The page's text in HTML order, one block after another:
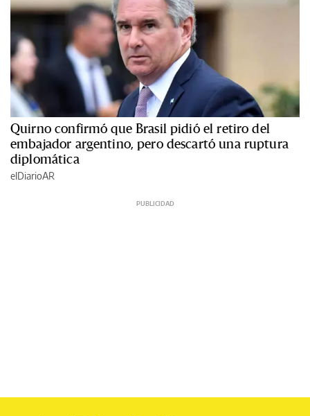
Quirno confirmó que Brasil pidió el retiro del
embajador argentino, pero descartó una ruptura
diplomática
elDiarioAR